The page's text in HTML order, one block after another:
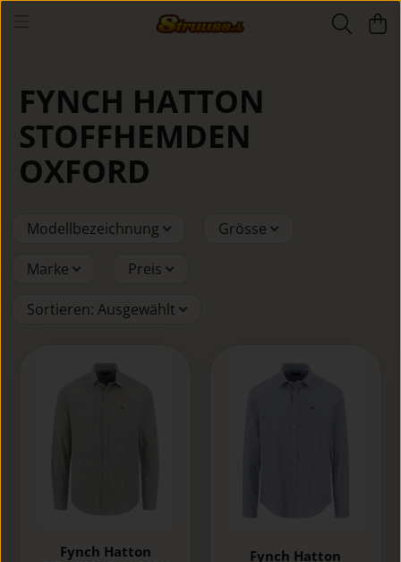
FYNCH HATTON
STOFFHEMDEN
OXFORD
Modellbezeichnung Grösse
Marke Preis
Sortieren: Ausgewählt
Fynch Hatton
Fynch Hatton